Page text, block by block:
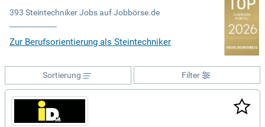
393 Steintechniker Jobs auf Jobbörse.de
Zur Berufsorientierung als Steintechniker
Filter
Sortierung